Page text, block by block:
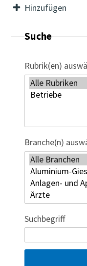
Hinzufügen
Suche
Rubrik(en)
Branche(n)
Suchbegriff